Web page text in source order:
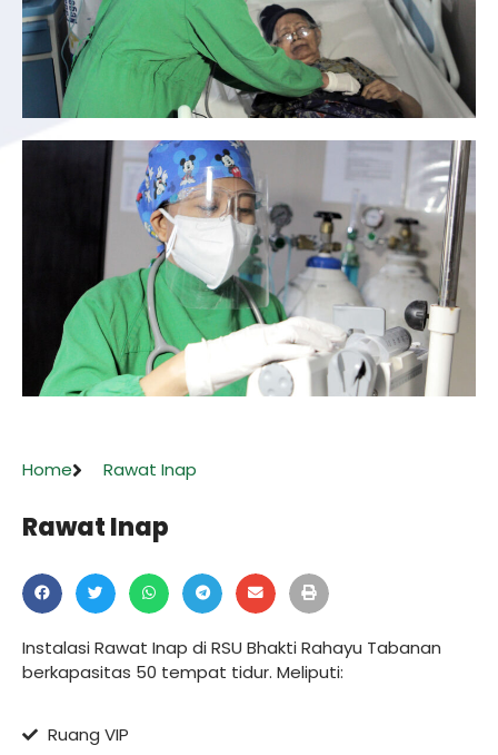
Home Rawat Inap
Rawat Inap
Instalasi Rawat Inap di RSU Bhakti Rahayu Tabanan
berkapasitas 50 tempat tidur. Meliputi:
Ruang VIP